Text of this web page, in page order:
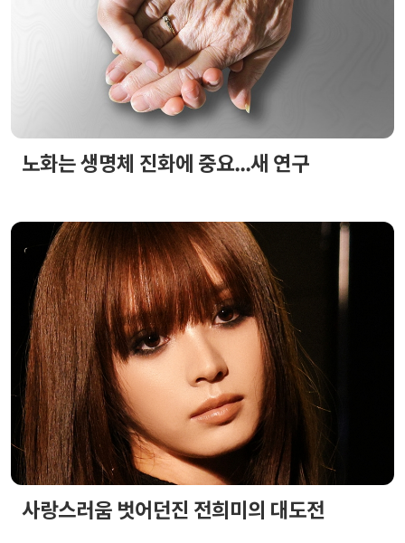
노화는 생명체 진화에 중요...새 연구
사랑스러움 벗어던진 전희미의 대도전